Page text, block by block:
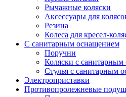
Рычажные коляски
Аксессуары для
Резина
Колеса для кресел-
С санитарным оснащением
Поручни
Коляски с
Стулья с санитарным
Электроприставки
Противопролежневые